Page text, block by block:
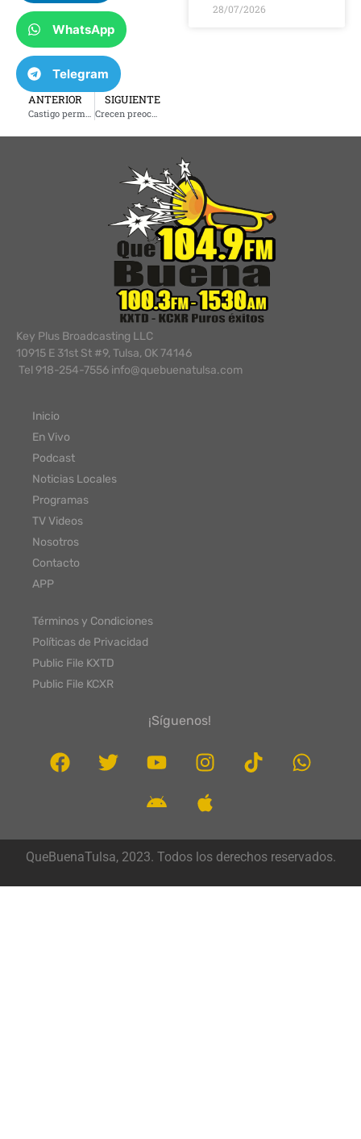
WhatsApp
Telegram
ANTERIOR
Castigo permanente por entradas ilegales limita opciones para regularizar estatus migratorio, advierte abogada Lorena Rivas
SIGUIENTE
Crecen preocupaciones por conducta de jóvenes: autoridades señalan falta de atención en el hogar como causa principal
28/07/2026
Key Plus Broadcasting LLC
10915 E 31st St #9, Tulsa, OK 74146
Tel 918-254-7556 info@quebuenatulsa.com
Inicio
En Vivo
Podcast
Noticias Locales
Programas
TV Videos
Nosotros
Contacto
APP
Términos y Condiciones
Políticas de Privacidad
Public File KXTD
Public File KCXR
¡Síguenos!
QueBuenaTulsa, 2023. Todos los derechos reservados.